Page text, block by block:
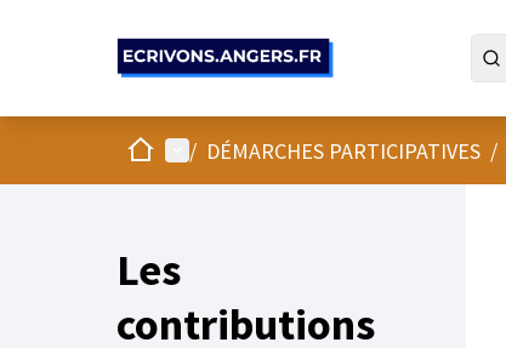
AccueilMenu principal
/ DÉMARCHES PARTICIPATIVES /
Les
contributions